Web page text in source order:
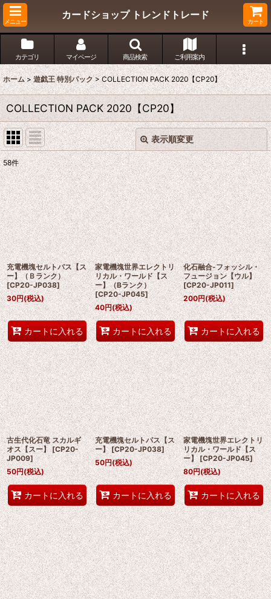
メニュー
カードショップ トレンドトレード
カート
カテゴリ マイページ 商品検索 ご利用案内
ホーム > 遊戯王 特別パック > COLLECTION PACK 2020【CP20】
COLLECTION PACK 2020【CP20】
表示順変更
表示数:
在庫あり
並び順:
絞り込む
閉じる
58件
充電機塊セルトパス【ス
ー】（Ｂランク）
[CP20-JP038]
30円(税込)
カートに入れる
家電機塊世界エレクトリ
リカル・ワールド【ス
ー】（Bランク）
[CP20-JP045]
40円(税込)
カートに入れる
化石融合-フォッシル・
フュージョン【ウル】
[CP20-JP011]
200円(税込)
カートに入れる
古生代化石竜 スカルギ
オス【スー】 [CP20-
JP009]
50円(税込)
カートに入れる
充電機塊セルトパス【ス
ー】 [CP20-JP038]
50円(税込)
カートに入れる
家電機塊世界エレクトリ
リカル・ワールド【ス
ー】 [CP20-JP045]
80円(税込)
カートに入れる